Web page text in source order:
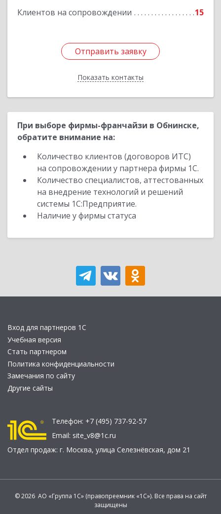
Клиентов на сопровождении 15
Отправить заявку
Показать контакты
Отправить заявку
Назад
При выборе фирмы-франчайзи в Обнинске,
обратите внимание на:
Количество клиентов (договоров ИТС)
на сопровождении у партнера фирмы 1С.
Количество специалистов, аттестованных
на внедрение технологий и решений
системы 1С:Предприятие.
Наличие у фирмы статуса
Вход для партнеров 1С
Учебная версия
Стать партнером
Политика конфиденциальности
Замечания по сайту
Другие сайты
Телефон: +7 (495) 737-92-57
Email: site_v8@1c.ru
Отдел продаж: г. Москва, улица Селезнёвская, дом 21
© 2026 АО «Группа 1С» (правопреемник «1С»). Все права на сайт
защищены